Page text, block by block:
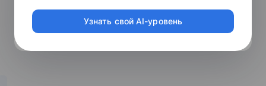
Узнать свой AI-уровень